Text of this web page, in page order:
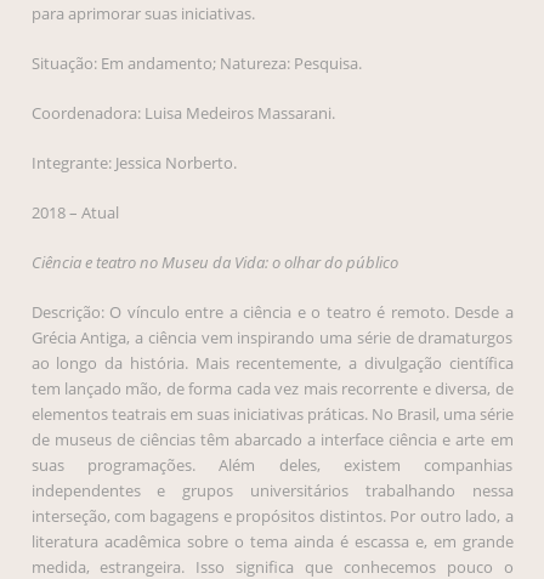
para aprimorar suas iniciativas.
Situação: Em andamento; Natureza: Pesquisa.
Coordenadora: Luisa Medeiros Massarani.
Integrante: Jessica Norberto.
2018 – Atual
Ciência e teatro no Museu da Vida: o olhar do público
Descrição: O vínculo entre a ciência e o teatro é remoto. Desde a
Grécia Antiga, a ciência vem inspirando uma série de dramaturgos
ao longo da história. Mais recentemente, a divulgação científica
tem lançado mão, de forma cada vez mais recorrente e diversa, de
elementos teatrais em suas iniciativas práticas. No Brasil, uma série
de museus de ciências têm abarcado a interface ciência e arte em
suas programações. Além deles, existem companhias
independentes e grupos universitários trabalhando nessa
interseção, com bagagens e propósitos distintos. Por outro lado, a
literatura acadêmica sobre o tema ainda é escassa e, em grande
medida, estrangeira. Isso significa que conhecemos pouco o